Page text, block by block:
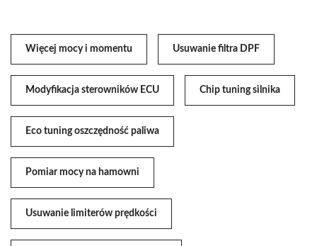
Więcej mocy i momentu Usuwanie filtra DPF
Modyfikacja sterowników ECU Chip tuning silnika
Eco tuning oszczędność paliwa
Pomiar mocy na hamowni
Usuwanie limiterów prędkości